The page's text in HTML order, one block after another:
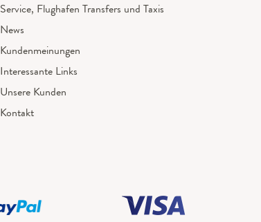
Service, Flughafen Transfers und Taxis
News
Kundenmeinungen
Interessante Links
Unsere Kunden
Kontakt